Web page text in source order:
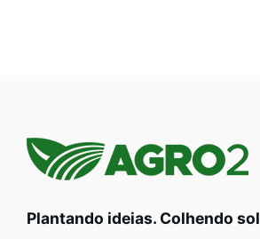
Plantando ideias. Colhendo